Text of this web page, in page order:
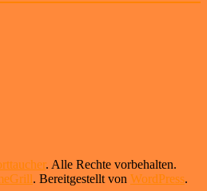
. Alle Rechte vorbehalten.
. Bereitgestellt von WordPress.